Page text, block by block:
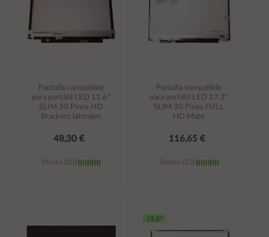
Pantalla compatible
para portátil LED 11.6"
SLIM 30 Pines HD
Brackets laterales
48,30 €
Stocks (10)
Pantalla compatible
para portátil LED 17.3"
SLIM 30 Pines FULL
HD Mate
116,65 €
Stocks (10)